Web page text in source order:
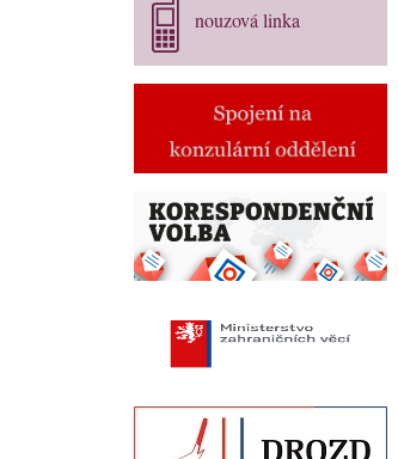
nouzová linka